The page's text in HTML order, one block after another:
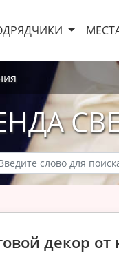
декор